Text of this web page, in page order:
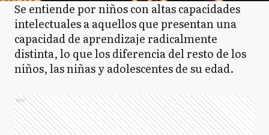
Se entiende por niños con altas capacidades
intelectuales a aquellos que presentan una
capacidad de aprendizaje radicalmente
distinta, lo que los diferencia del resto de los
niños, las niñas y adolescentes de su edad.
Ads